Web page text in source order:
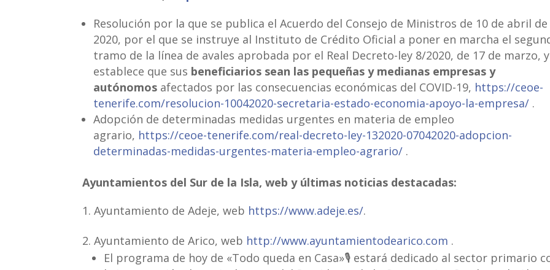
Resolución por la que se publica el Acuerdo del Consejo de Ministros de 10 de abril de
2020, por el que se instruye al Instituto de Crédito Oficial a poner en marcha el
tramo de la línea de avales aprobada por el Real Decreto-ley 8/2020, de 17 de marzo,
establece que sus beneficiarios sean las pequeñas y medianas empresas y
autónomos afectados por las consecuencias económicas del COVID-19, https://ceoe-
tenerife.com/resolucion-10042020-secretaria-estado-economia-apoyo-la-empresa/ .
Adopción de determinadas medidas urgentes en materia de empleo
agrario, https://ceoe-tenerife.com/real-decreto-ley-132020-07042020-adopcion-
determinadas-medidas-urgentes-materia-empleo-agrario/ .
Ayuntamientos del Sur de la Isla, web y últimas noticias destacadas:
Ayuntamiento de Adeje, web https://www.adeje.es/.
Ayuntamiento de Arico, web http://www.ayuntamientodearico.com .
El programa de hoy de «Todo queda en Casa»🎙 estará dedicado al sector primario